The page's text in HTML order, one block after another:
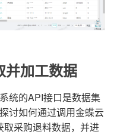
加工数据
统的API接口是数据集
讨如何通过调用金蝶云
取采购退料数据，并进